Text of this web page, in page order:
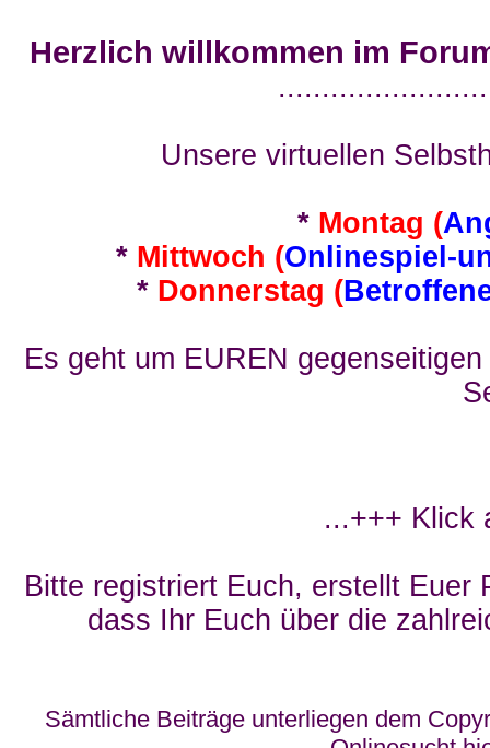
Herzlich willkommen im
Unsere virtuellen
* Montag (
* Mittwoch (Onlinespiel-
* Donnerstag (
Es geht um EUREN
...+++ Klick
Bitte registriert Euch, erstellt Euer
dass Ihr Euch über die
Sämtliche Beiträge unterliegen dem